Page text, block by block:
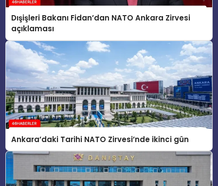
Dışişleri Bakanı Fidan’dan NATO Ankara Zirvesi
açıklaması
Ankara’daki Tarihi NATO Zirvesi’nde ikinci gün